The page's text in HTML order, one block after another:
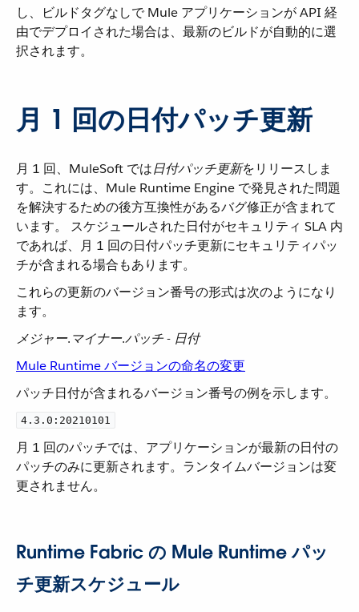
し、ビルドタグなしで Mule アプリケーションが API 経
由でデプロイされた場合は、最新のビルドが自動的に選
択されます。
月 1 回の日付パッチ更新
月 1 回、MuleSoft では​日付パッチ更新​をリリースしま
す。これには、Mule Runtime Engine で発見された問題
を解決するための後方互換性があるバグ修正が含まれて
います。 スケジュールされた日付がセキュリティ SLA 内
であれば、月 1 回の日付パッチ更新にセキュリティパッ
チが含まれる場合もあります。
これらの更新のバージョン番号の形式は次のようになり
ます。
メジャー​.マイナー.パッチ​ - ​ 日付
Mule Runtime バージョンの命名の変更
パッチ日付が含まれるバージョン番号の例を示します。
4.3.0:20210101
月 1 回のパッチでは、アプリケーションが最新の日付の
パッチのみに更新されます。ランタイムバージョンは変
更されません。
Runtime Fabric の Mule Runtime パッ
チ更新スケジュール